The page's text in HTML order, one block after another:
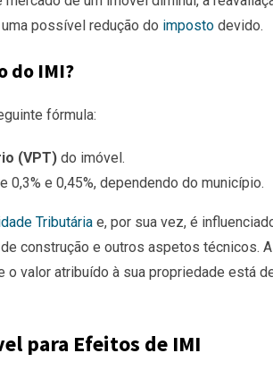
possível redução do imposto devido.
do IMI?
fórmula:
(VPT) do imóvel.
0,3% e 0,45%, dependendo do município.
Tributária e, por sua vez, é
construção e outros aspetos técnicos. A
valor atribuído à sua propriedade está
para Efeitos de IMI